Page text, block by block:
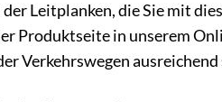
der Leitplanken, die Sie mit
Produktseite in unserem
Verkehrswegen ausreichend